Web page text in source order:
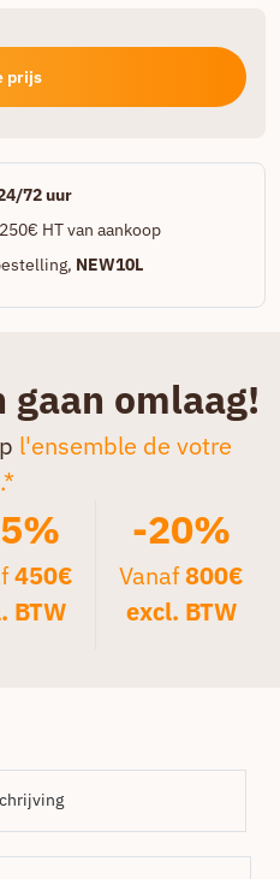
prijs
72 uur
HT van aankoop
NEW10L
gaan omlaag!
l'ensemble de votre
450€
BTW
-20%
Vanaf800€
excl. BTW